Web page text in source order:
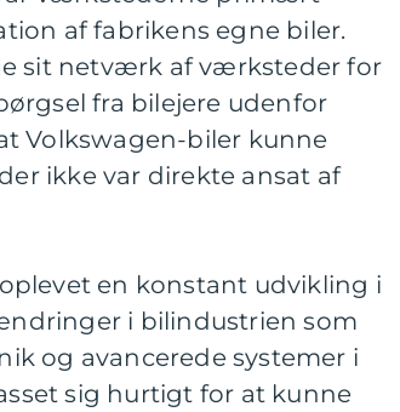
af fabrikens egne biler.
sit netværk af værksteder for
fra bilejere udenfor
Volkswagen-biler kunne
ikke var direkte ansat af
en konstant udvikling i
i bilindustrien som
og avancerede systemer i
sig hurtigt for at kunne